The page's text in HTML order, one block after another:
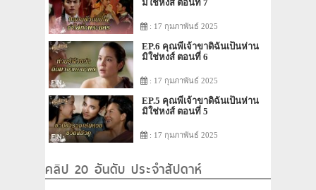
มิใช่หงส์ ตอนที่ 7
: 17 กุมภาพันธ์ 2025
EP.6 คุณพี่เจ้าขาดิฉันเป็นห่าน
มิใช่หงส์ ตอนที่ 6
: 17 กุมภาพันธ์ 2025
EP.5 คุณพี่เจ้าขาดิฉันเป็นห่าน
มิใช่หงส์ ตอนที่ 5
: 17 กุมภาพันธ์ 2025
คลิป 20 อันดับ ประจำสัปดาห์